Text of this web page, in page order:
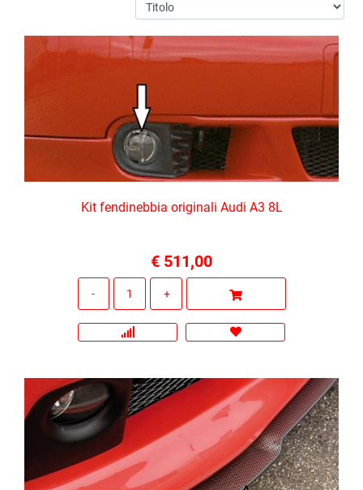
Kit fendinebbia originali Audi A3 8L
€ 511,00